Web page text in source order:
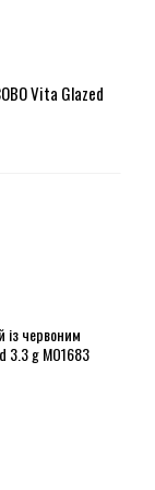
Vita Glazed